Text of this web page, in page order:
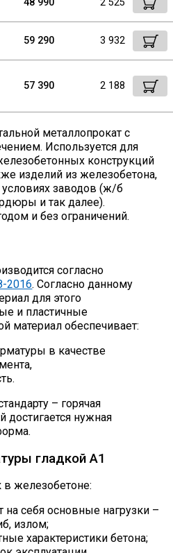
48 990 2 525
59 290 3 932
57 390 2 188
металлопрокат с
Используется для
конструкций
изделий из железобетона,
заводов (ж/б
и так далее).
и без ограничений.
согласно
2016. Согласно данному
для этого
и пластичные
материал обеспечивает:
в качестве
– горячая
достигается нужная
гладкой А1
в железобетоне:
себя основные нагрузки –
излом;
характеристики бетона;